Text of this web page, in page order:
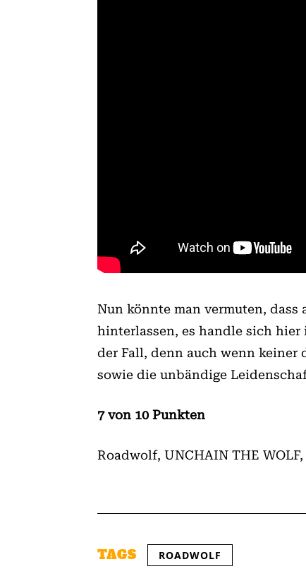
Nun könnte man vermuten,
hinterlassen, es handle sich
der Fall, denn auch wenn keiner
sowie die unbändige
7 von 10 Punkten
Roadwolf, UNCHAIN THE
TAGS ROADWOLF